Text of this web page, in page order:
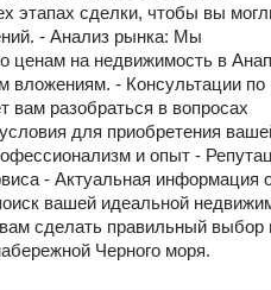
этапах сделки, чтобы вы
- Анализ рынка: Мы
ценам на недвижимость в
вложениям. - Консультации по
вам разобраться в вопросах
для приобретения
и опыт -
- Актуальная информация
вашей идеальной
сделать правильный выбор
Черного моря.